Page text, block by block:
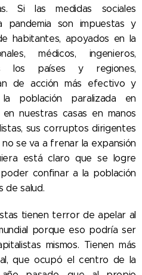
Si las medidas sociales
pandemia son impuestas y
habitantes, apoyados en la
médicos, ingenieros,
los países y regiones,
de acción más efectivo y
población paralizada en
nuestras casas en manos
sus corruptos dirigentes
se va a frenar la expansión
está claro que se logre
confinar a la población
de salud.
tienen terror de apelar al
porque eso podría ser
mismos. Tienen más
que ocupó el centro de la